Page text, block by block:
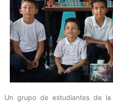
Un grupo de estudiantes de la